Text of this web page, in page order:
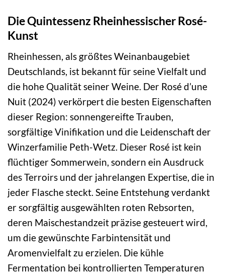
Die Quintessenz Rheinhessischer Rosé-
Kunst
Rheinhessen, als größtes Weinanbaugebiet
Deutschlands, ist bekannt für seine Vielfalt und
die hohe Qualität seiner Weine. Der Rosé d’une
Nuit (2024) verkörpert die besten Eigenschaften
dieser Region: sonnengereifte Trauben,
sorgfältige Vinifikation und die Leidenschaft der
Winzerfamilie Peth-Wetz. Dieser Rosé ist kein
flüchtiger Sommerwein, sondern ein Ausdruck
des Terroirs und der jahrelangen Expertise, die in
jeder Flasche steckt. Seine Entstehung verdankt
er sorgfältig ausgewählten roten Rebsorten,
deren Maischestandzeit präzise gesteuert wird,
um die gewünschte Farbintensität und
Aromenvielfalt zu erzielen. Die kühle
Fermentation bei kontrollierten Temperaturen